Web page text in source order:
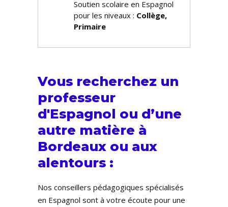
Soutien scolaire en Espagnol
pour les niveaux : Collège,
Primaire
Vous recherchez un
professeur
d'Espagnol ou d’une
autre matière à
Bordeaux ou aux
alentours :
Nos conseillers pédagogiques spécialisés
en Espagnol sont à votre écoute pour une